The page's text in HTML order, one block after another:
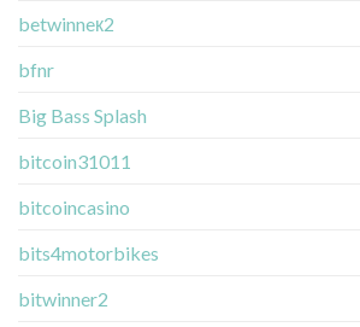
betwinneк2
bfnr
Big Bass Splash
bitcoin31011
bitcoincasino
bits4motorbikes
bitwinner2